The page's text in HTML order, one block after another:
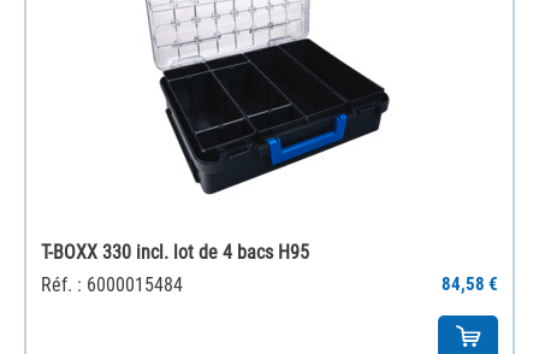
T-BOXX 330 incl. lot de 4 bacs H95
Réf. : 6000015484
84,58 €